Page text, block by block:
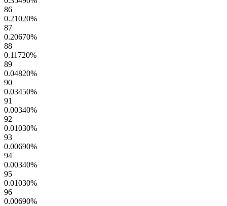
86
0.21020%
87
0.20670%
88
0.11720%
89
0.04820%
90
0.03450%
91
0.00340%
92
0.01030%
93
0.00690%
94
0.00340%
95
0.01030%
96
0.00690%